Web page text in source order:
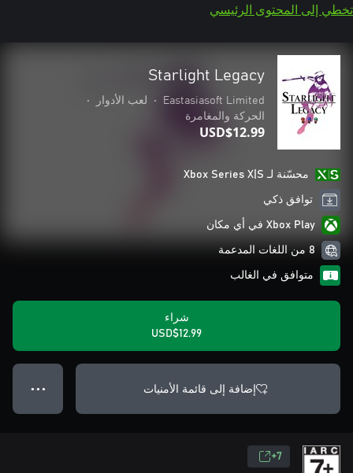
تخطي إلى المحتوى الرئيسي
Starlight Legacy
Eastasiasoft Limited
• لعب الأدوار
•
الحركة والمغامرة
USD$12.99
محسّنة لـ Xbox Series X|S
توافق ذكي
Xbox Play في أي مكان
8 من اللغات المدعمة
متوافق في الغالب
شراء
USD$12.99
إضافة إلى قائمة الأمنيات ● ● ●
7+